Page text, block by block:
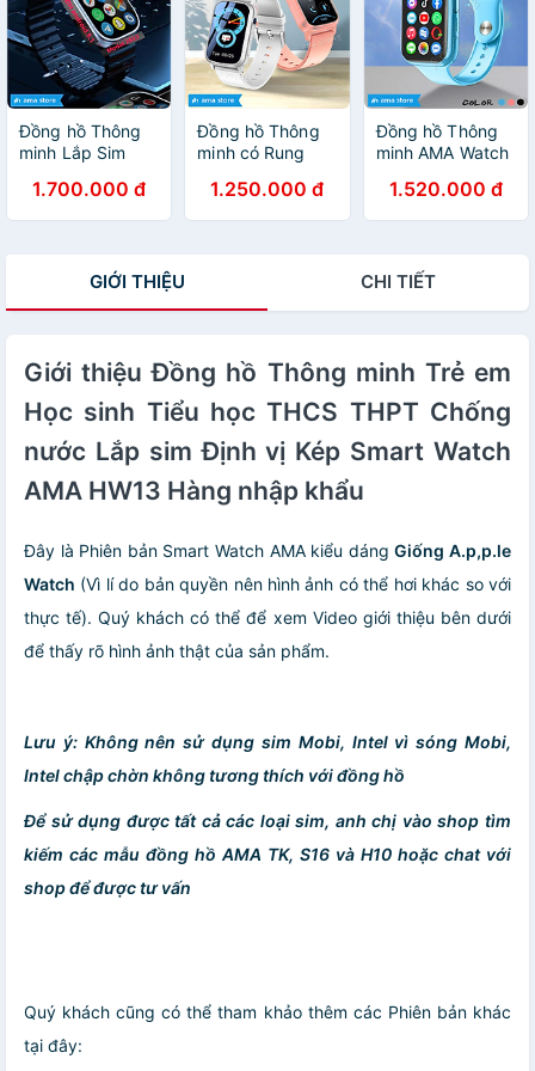
App qua CH.
play FB
Messenger
Skype Viber
Wechat Line Tele
xem được Video
Youtube TikTok
chơi Game cho
Trẻ em Người lớn
thoại xem
Youtube Tiktok
cho Trẻ em Học
sinh Người lớn
AMA Smartwatch
S16 2024 hàng
nhập khẩu
xem Youtube Tik
Tok cho Trẻ em
Học sinh Người
lớn Kết nối Wifi
4G Bluetooth
Hàng nhập khẩu
Đồng hồ Thông
minh Lắp Sim
Google kết nối
Wifi 4G
Youtube TikTok
Viber Wechat
Kakao Line Tele
chơi Game AMA
Smart watch TK
Android 8.1 cho
Hàng nhập khẩu
1.700.000 đ
Đồng hồ Thông
minh có Rung
phiên bản Mini
Định Wifi cho Trẻ
1.250.000 đ
Đồng hồ Thông
minh AMA Watch
xem được
Youtube Gắn sim
Chính Hãng
1.520.000 đ
GIỚI THIỆU CHI TIẾT
Giới thiệu Đồng hồ Thông minh Trẻ em
Học sinh Tiểu học THCS THPT Chống
nước Lắp sim Định vị Kép Smart Watch
AMA HW13 Hàng nhập khẩu
Đây là Phiên bản Smart Watch AMA kiểu dángGiống A.p,p.le
Watch (Vì lí do bản quyền nên hình ảnh có thể hơi khác so với
thực tế). Quý khách có thể để xem Video giới thiệu bên dưới
để thấy rõ hình ảnh thật của sản phẩm.
Lưu ý: Khôngnên sử dụng sim Mobi, Intel vì sóng Mobi,
Intel chập chờn không tương thích với đồng hồ
️Để sử dụng được tất cả các loại sim, anh chị vào shop tìm
kiếm các mẫu đồng hồ AMA TK, S16 và H10 hoặc chat với
shop để được tư vấn
Quý khách cũng có thể tham khảo thêm các Phiên bản khác
tại đây: